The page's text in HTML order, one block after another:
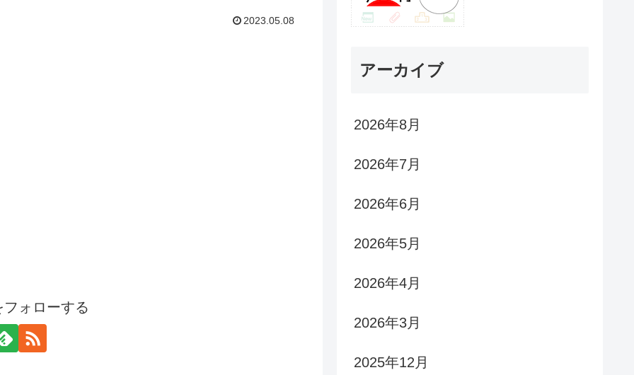
2023.05.08
ォローする
アーカイブ
2026年8月
2026年7月
2026年6月
2026年5月
2026年4月
2026年3月
2025年12月